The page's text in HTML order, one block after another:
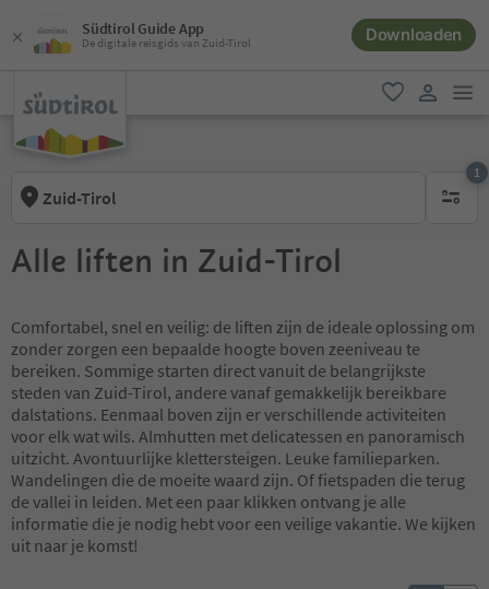
Südtirol Guide App
De digitale reisgids van Zuid-Tirol Downloaden
favoriet
Zuid-Tirol
1
1
Alle liften in Zuid-Tirol
Comfortabel, snel en veilig: de liften zijn de ideale oplossing om
zonder zorgen een bepaalde hoogte boven zeeniveau te
bereiken. Sommige starten direct vanuit de belangrijkste
steden van Zuid-Tirol, andere vanaf gemakkelijk bereikbare
dalstations. Eenmaal boven zijn er verschillende activiteiten
voor elk wat wils. Almhutten met delicatessen en panoramisch
uitzicht. Avontuurlijke klettersteigen. Leuke familieparken.
Wandelingen die de moeite waard zijn. Of fietspaden die terug
de vallei in leiden. Met een paar klikken ontvang je alle
informatie die je nodig hebt voor een veilige vakantie. We kijken
uit naar je komst!